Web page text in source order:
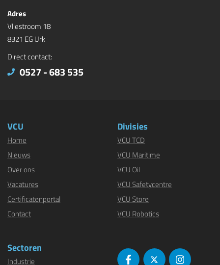
Adres
Vliestroom 18
8321 EG Urk
Direct contact:
0527 - 683 535
VCU
Home
Nieuws
Over ons
Vacatures
Certificatenportal
Contact
Divisies
VCU TCD
VCU Maritime
VCU Oil
VCU Safetycentre
VCU Store
VCU Robotics
Sectoren
Industrie